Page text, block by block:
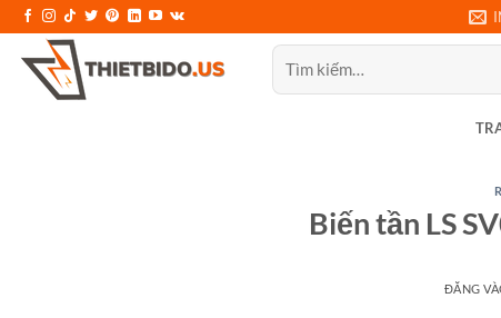
qua
nội
Tìm
kiếm:
Biến tần LS
ĐĂNG